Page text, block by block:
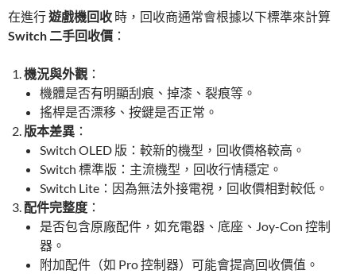
在進行遊戲機回收 時，回收商通常會根據以下標準來計算
Switch 二手回收價 ：
機況與外觀 ：
機體是否有明顯刮痕、掉漆、裂痕等。
搖桿是否漂移、按鍵是否正常。
版本差異 ：
Switch OLED 版：較新的機型，回收價格較高。
Switch 標準版：主流機型，回收行情穩定。
Switch Lite：因為無法外接電視，回收價相對較低。
配件完整度 ：
是否包含原廠配件，如充電器、底座、Joy-Con 控制
器。
附加配件（如 Pro 控制器）可能會提高回收價值。